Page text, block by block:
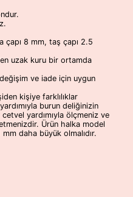
çapı 8 mm, taş çapı 2.5
uzak kuru bir ortamda
ve iade için uygun
kişiye farklılıklar
burun deliğinizin
cetvel yardımıyla ölçmeniz ve
Ürün halka model
daha büyük olmalıdır.